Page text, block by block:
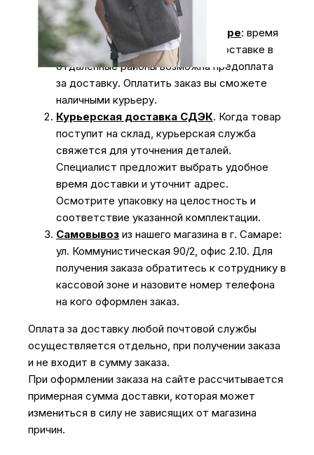
вариантов доставки:
Доставка курьером по г. Самаре: время
доставки с 10:00 до 20:00. При доставке в
отдаленные районы возможна предоплата
за доставку. Оплатить заказ вы сможете
наличными курьеру.
Курьерская доставка СДЭК. Когда товар
поступит на склад, курьерская служба
свяжется для уточнения деталей.
Специалист предложит выбрать удобное
время доставки и уточнит адрес.
Осмотрите упаковку на целостность и
соответствие указанной комплектации.
Самовывоз из нашего магазина в г. Самаре:
ул. Коммунистическая 90/2, офис 2.10. Для
получения заказа обратитесь к сотруднику в
кассовой зоне и назовите номер телефона
на кого оформлен заказ.
Оплата за доставку любой почтовой службы
осуществляется отдельно, при получении заказа
и не входит в сумму заказа.
При оформлении заказа на сайте рассчитывается
примерная сумма доставки, которая может
измениться в силу не зависящих от магазина
причин.